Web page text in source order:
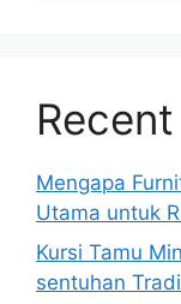
Mengapa
Utama untuk
Kursi Tamu
sentuhan